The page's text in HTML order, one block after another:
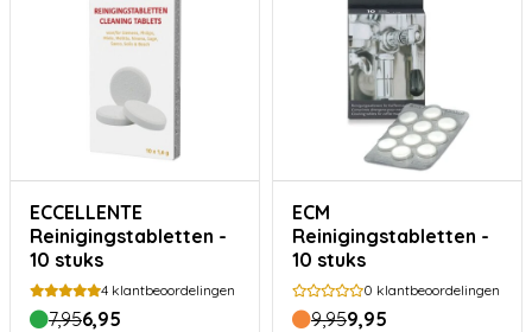
ECCELLENTE
Reinigingstabletten -
10 stuks
4 klantbeoordelingen
7,956,95
ECM
Reinigingstabletten -
10 stuks
0 klantbeoordelingen
9,959,95